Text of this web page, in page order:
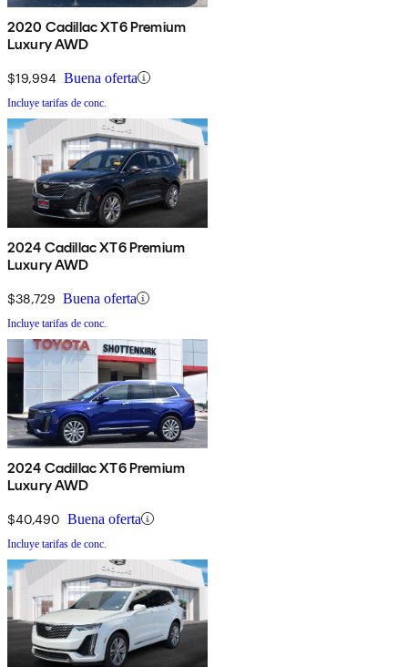
2020 Cadillac XT6 Premium
Luxury AWD
$19,994 Buena oferta
Incluye tarifas de conc.
2024 Cadillac XT6 Premium
Luxury AWD
$38,729 Buena oferta
Incluye tarifas de conc.
2024 Cadillac XT6 Premium
Luxury AWD
$40,490 Buena oferta
Incluye tarifas de conc.